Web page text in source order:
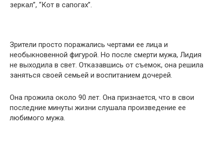
зеркал”, “Кот в сапогах”.
Зрители просто поражались чертами ее лица и
необыкновенной фигурой. Но после смерти мужа, Лидия
не выходила в свет. Отказавшись от съемок, она решила
заняться своей семьей и воспитанием дочерей.
Она прожила около 90 лет. Она признается, что в свои
последние минуты жизни слушала произведение ее
любимого мужа.